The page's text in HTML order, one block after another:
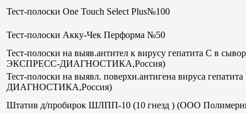
Тест-полоски One Touch Select Plus№100
Тест-полоски Акку-Чек Перформа №50
Тест-полоски на выяв.антител к вирусу гепатита С в
ЭКСПРЕСС-ДИАГНОСТИКА,Россия)
Тест-полоски на выявл. поверхн.антигена вируса
ДИАГНОСТИКА,Россия)
Штатив д/пробирок ШЛПП-10 (10 гнезд ) (ООО